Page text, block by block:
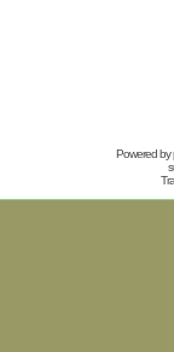
Powered by